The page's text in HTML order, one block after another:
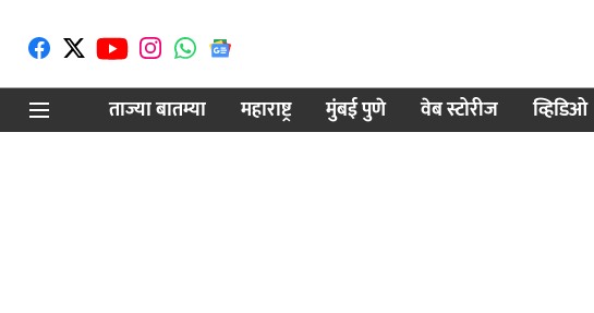
ताज्या बातम्या
महाराष्ट्र मुंबई पुणे वेब स्टोरीज व्हिडिओ